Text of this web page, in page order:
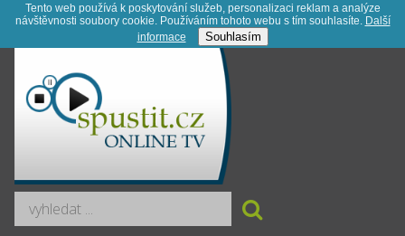
Tento web používá k poskytování služeb, personalizaci reklam a analýze
návštěvnosti soubory cookie. Používáním tohoto webu s tím souhlasíte. Další
informace­
Souhlasím
Registrace Kontakt Novinky